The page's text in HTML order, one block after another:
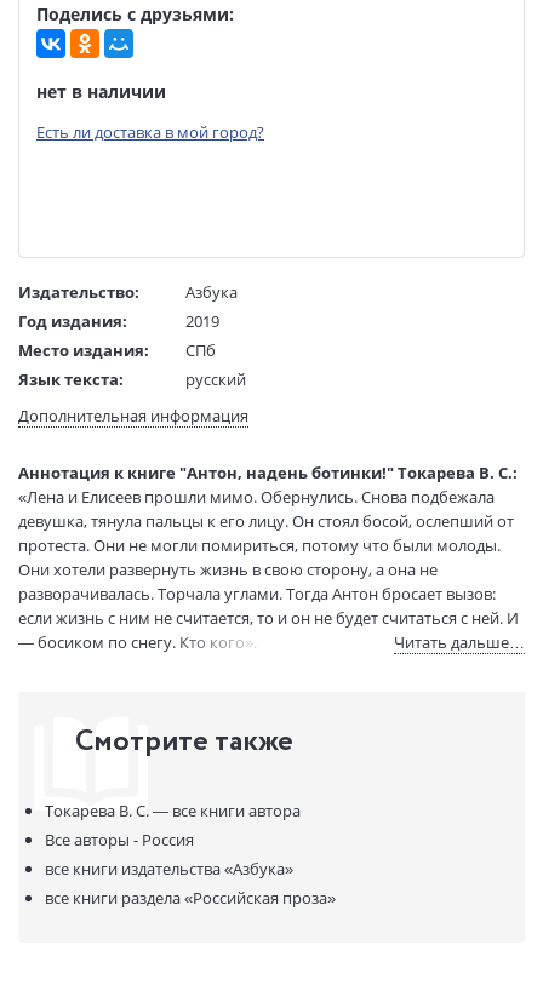
Поделись с друзьями:
нет в наличии
Есть ли доставка в мой город?
Издательство:
Азбука
Год издания:
2019
Место издания:
СПб
Язык текста:
русский
Тип обложки:
Мягкая обложка
Размеры в мм
(ДхШхВ):
180x115x20
Вес:
150 гр.
Страниц:
288
Тираж:
2000 экз.
Код товара:
50017670
Артикул:
9785389088030
Дополнительная информация
Аннотация к книге "Антон, надень ботинки!" Токарева В. С.:
«Лена и Елисеев прошли мимо. Обернулись. Снова подбежала
девушка, тянула пальцы к его лицу. Он стоял босой, ослепший от
протеста. Они не могли помириться, потому что были молоды.
Они хотели развернуть жизнь в свою сторону, а она не
разворачивалась. Торчала углами. Тогда Антон бросает вызов:
если жизнь с ним не считается, то и он не будет считаться с ней. И
— босиком по снегу. Кто кого».
Читать дальше…
Смотрите также
Токарева В. С. — все книги автора
Все авторы - Россия
все книги издательства«Азбука»
все книги раздела«Российская проза»